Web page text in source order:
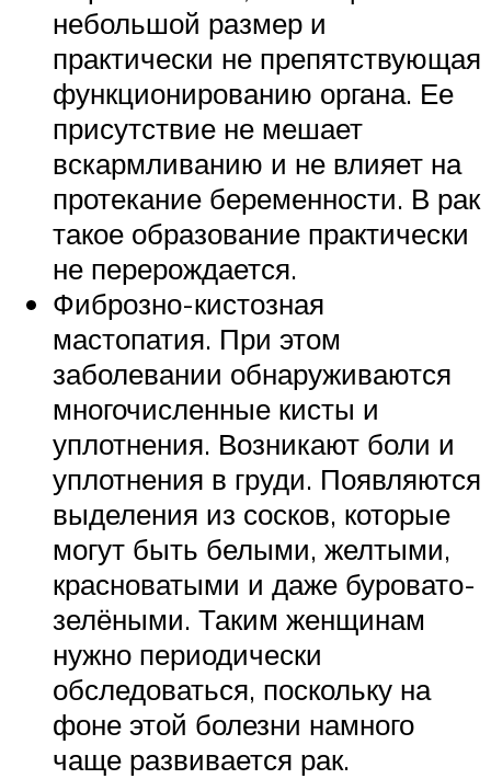
небольшой размер и
практически не препятствующая
функционированию органа. Ее
присутствие не мешает
вскармливанию и не влияет на
протекание беременности. В рак
такое образование практически
не перерождается.
Фиброзно-кистозная
мастопатия. При этом
заболевании обнаруживаются
многочисленные кисты и
уплотнения. Возникают боли и
уплотнения в груди. Появляются
выделения из сосков, которые
могут быть белыми, желтыми,
красноватыми и даже буровато-
зелёными. Таким женщинам
нужно периодически
обследоваться, поскольку на
фоне этой болезни намного
чаще развивается рак.